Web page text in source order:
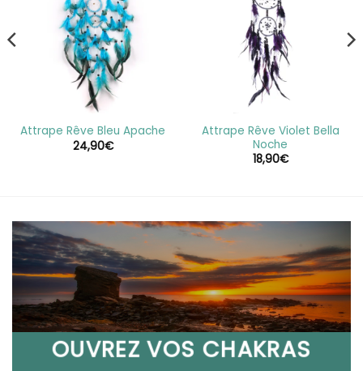
Attrape Rêve Bleu Apache
24,90€
Attrape Rêve Violet Bella
Noche
18,90€
OUVREZ VOS CHAKRAS